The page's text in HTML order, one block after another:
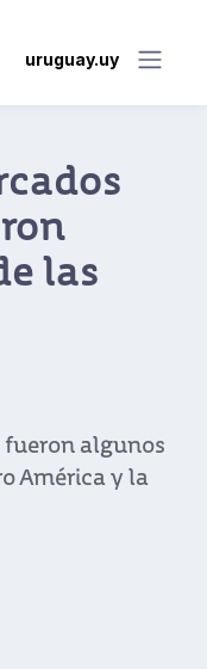
uruguay.uy
las
fueron algunos
América y la